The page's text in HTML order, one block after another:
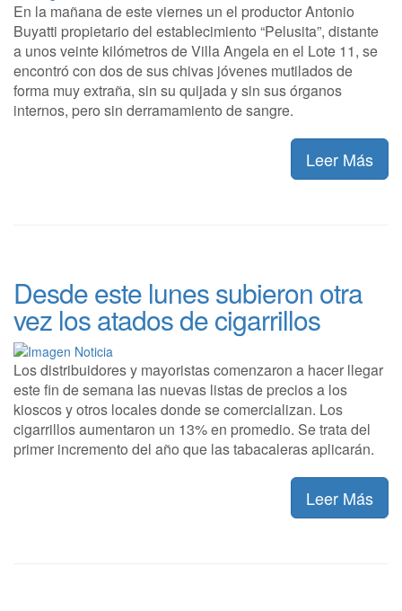
En la mañana de este viernes un el productor Antonio
Buyatti propietario del establecimiento “Pelusita”, distante
a unos veinte kilómetros de Villa Angela en el Lote 11, se
encontró con dos de sus chivas jóvenes mutilados de
forma muy extraña, sin su quijada y sin sus órganos
internos, pero sin derramamiento de sangre.
Leer Más
Desde este lunes subieron otra
vez los atados de cigarrillos
Los distribuidores y mayoristas comenzaron a hacer llegar
este fin de semana las nuevas listas de precios a los
kioscos y otros locales donde se comercializan. Los
cigarrillos aumentaron un 13% en promedio. Se trata del
primer incremento del año que las tabacaleras aplicarán.
Leer Más